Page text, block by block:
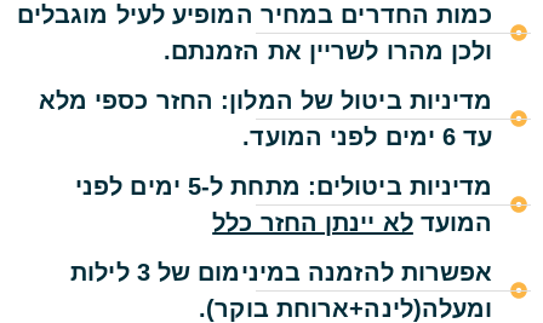
כמות החדרים במחיר המופיע לעיל מוגבלים
ולכן מהרו לשריין את הזמנתם.
מדיניות ביטול של המלון: החזר כספי מלא
עד 6 ימים לפני המועד.
מדיניות ביטולים: מתחת ל-5 ימים לפני
המועדלא יינתן החזר כלל
אפשרות להזמנה במינימום של 3 לילות
ומעלה(לינה+ארוחת בוקר).